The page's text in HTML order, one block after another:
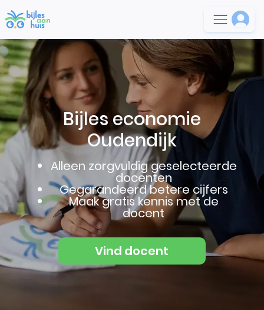
Bijles economie
Oudendijk
Alleen zorgvuldig geselecteerde
docenten
Gegarandeerd betere cijfers
Maak gratis kennis met de
docent
Vind docent